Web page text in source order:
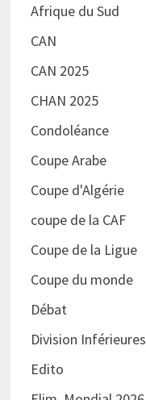
Afrique du Sud
CAN
CAN 2025
CHAN 2025
Condoléance
Coupe Arabe
Coupe d'Algérie
coupe de la CAF
Coupe de la Ligue
Coupe du monde
Débat
Division Inférieures
Edito